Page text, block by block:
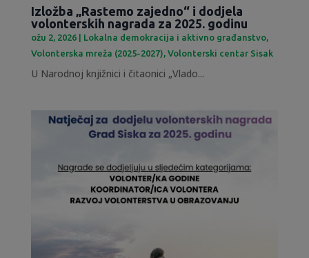
Izložba „Rastemo zajedno“ i dodjela
volonterskih nagrada za 2025. godinu
ožu 2, 2026| Lokalna demokracija i aktivno građanstvo,
Volonterska mreža (2025-2027), Volonterski centar Sisak
U Narodnoj knjižnici i čitaonici „Vlado...